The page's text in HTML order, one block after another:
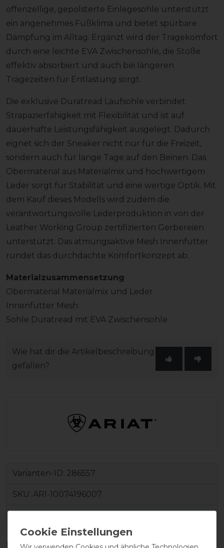
offenzellige, gepolsterte Einlegesohle unterstützt
ein angenehmes Fußklima und bietet spürbare
Dämpfung im Alltag. Ergänzt wird der Tragekomfort
durch eine leichte EVA Zwischensohle, die Stöße
effektiv absorbiert und auch bei längeren
Tragezeiten für Entlastung sorgt.
Die exklusive Duratread Laufsohle verbindet
Strapazierfähigkeit mit Flexibilität und ist auf
dauerhafte Leistungsfähigkeit ausgelegt. Dadurch
eignet sich der Sneaker nicht nur für die Freizeit,
sondern auch für lange Tage auf den Beinen. Das
Obermaterial aus Materialmix und hochwertigem
Leder sorgt für Stabilität und eine wertige Optik. Mit
dem Kauf dieses Modells wird zudem die
verantwortungsvolle Lederproduktion in von der
Leather Working Group zertifizierten Gerbereien
unterstützt. Das atmungsaktive Mesh Innenfutter
rundet das durchdachte Komfortkonzept ab.
Materialzusammensetzung
Obermaterial Materialmix und Leder
Innenfutter Mesh
Sohle Duratread mit EVA Zwischensohle
Wie hat dir die Artikelbeschreibung
gefallen?
Varianten-ID: 286557
SKU: ARI-10074196007
Kundenrezensionen (0)